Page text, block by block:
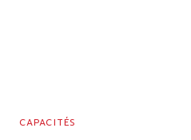
CAPACITÉS